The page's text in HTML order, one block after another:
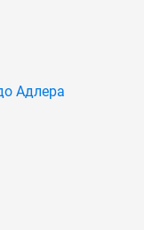
Адлера